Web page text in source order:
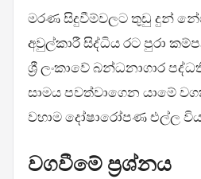
මරණ සිදුවීම්වලට තුඩු දුන්
අවුල්කාරී සිද්ධිය රට පුරා
ශ්‍රී ලංකාවේ බන්ධනාගාර
සාමය පවත්වාගෙන යාමේ
වහාම දෝෂාරෝපණ එල්ල
වගවීමේ ප්‍රශ්නය